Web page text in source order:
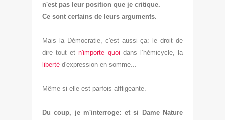
n'est pas leur position que je critique.
Ce sont certains de leurs arguments.
Mais la Démocratie, c'est aussi ça: le droit de
dire tout etn'importe quoi dans
l’hémicycle, la
liberté d'expression en somme
Même si elle est parfois affligeante.
Du coup, je m'interroge: et si Dame Nature